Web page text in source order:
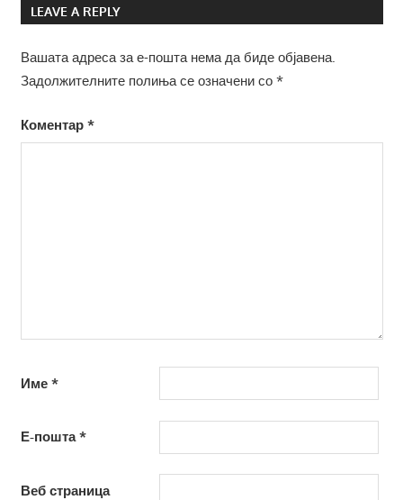
LEAVE A REPLY
Вашата адреса за е-пошта нема да биде објавена.
Задолжителните полиња се означени со *
Коментар *
Име *
Е-пошта*
Веб страница